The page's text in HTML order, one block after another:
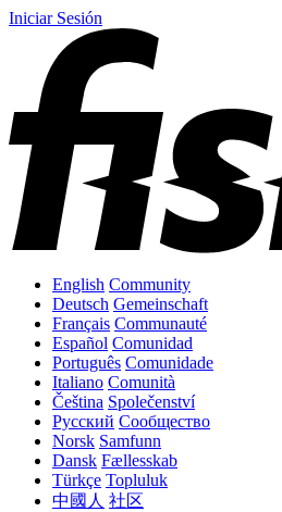
Iniciar Sesión
English Community
Deutsch Gemeinschaft
Français Communauté
Español Comunidad
Português Comunidade
Italiano Comunità
Čeština Společenství
Русский Сообщество
Norsk Samfunn
Dansk Fællesskab
Türkçe Topluluk
中國人 社区